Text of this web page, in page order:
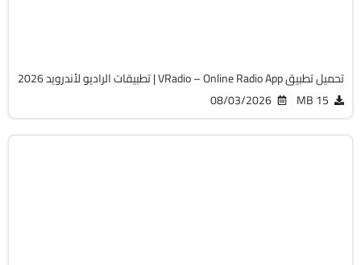
تحميل تطبيق VRadio – Online Radio App | تطبيقات الراديو لأندرويد 2026
15 MB
08/03/2026